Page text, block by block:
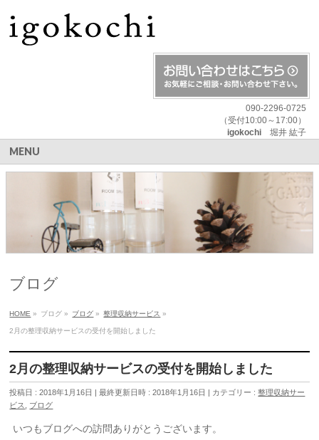
090-2296-0725
（受付10:00～17:00）
igokochi堀井 紘子
MENU
ブログ
HOME » ブログ » ブログ » 整理収納サービス »
2月の整理収納サービスの受付を開始しました
2月の整理収納サービスの受付を開始しました
投稿日 : 2018年1月16日 最終更新日時 : 2018年1月16日 カテゴリー :整理収納サー
ビス
ブログ
いつもブログへの訪問ありがとうございます。